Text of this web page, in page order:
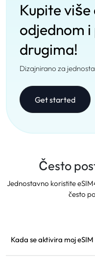
Kupite
odjednom
drugima!
Dizajnirano za
Get started
Često
Jednostavno koristite
često
Kada se aktivira moj